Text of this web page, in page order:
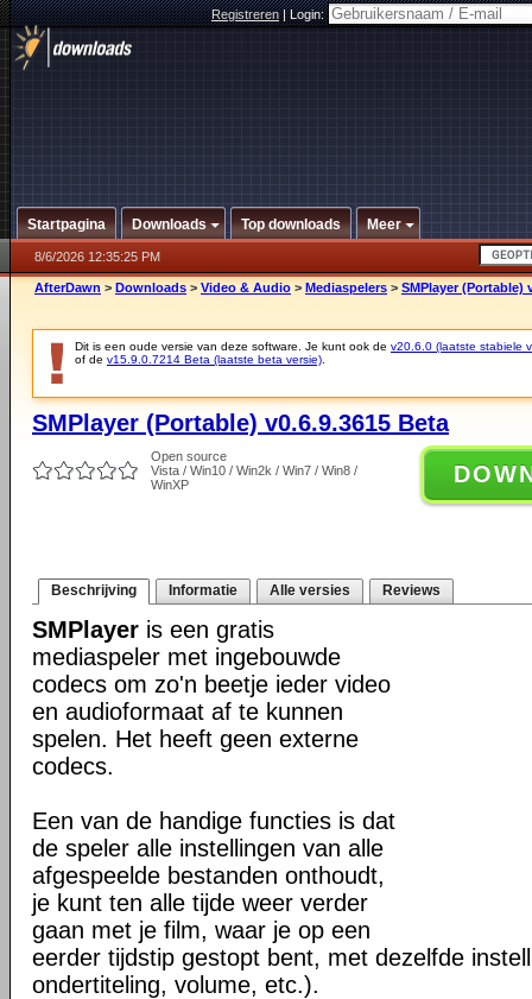
Registreren|Login:
Startpagina Downloads Top downloads Meer
8/6/2026 12:35:25 PM
AfterDawn > Downloads > Video & Audio > Mediaspelers > SMPlayer (Portable)
Dit is een oude versie van deze software. Je kunt ook de v20.6.0 (laatste stabiele
of de v15.9.0.7214 Beta (laatste beta versie)
SMPlayer (Portable) v0.6.9.3615 Beta
Open source
Vista / Win10 / Win2k / Win7 / Win8 /
WinXP
Beschrijving Informatie Alle versies Reviews
SMPlayer is een gratis
mediaspeler met ingebouwde
codecs om zo'n beetje ieder video
en audioformaat af te kunnen
spelen. Het heeft geen externe
codecs.
Een van de handige functies is dat
de speler alle instellingen van alle
afgespeelde bestanden onthoudt,
je kunt ten alle tijde weer verder
gaan met je film, waar je op een
eerder tijdstip gestopt bent, met dezelfde
ondertiteling, volume, etc.).